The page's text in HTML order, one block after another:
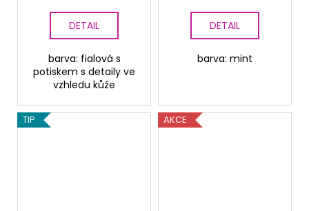
DETAIL
barva: fialová s
potiskem s detaily ve
vzhledu kůže
DETAIL
barva: mint
TIP AKCE